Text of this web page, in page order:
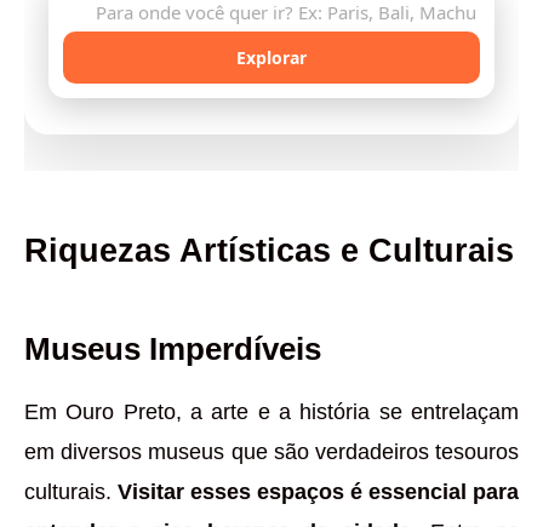
Explorar
Riquezas Artísticas e Culturais
Museus Imperdíveis
Em Ouro Preto, a arte e a história se entrelaçam
em diversos museus que são verdadeiros tesouros
culturais. Visitar esses espaços é essencial para